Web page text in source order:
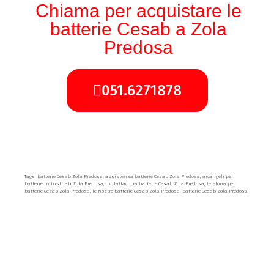
Chiama per acquistare le
batterie Cesab a Zola
Predosa
051.6271878
Tags: batterie Cesab Zola Predosa, assistenza batterie Cesab Zola Predosa, arcangeli per
batterie industriali Zola Predosa, contattaci per batterie Cesab Zola Predosa, telefona per
batterie Cesab Zola Predosa, le nostre batterie Cesab Zola Predosa, batterie Cesab Zola Predosa